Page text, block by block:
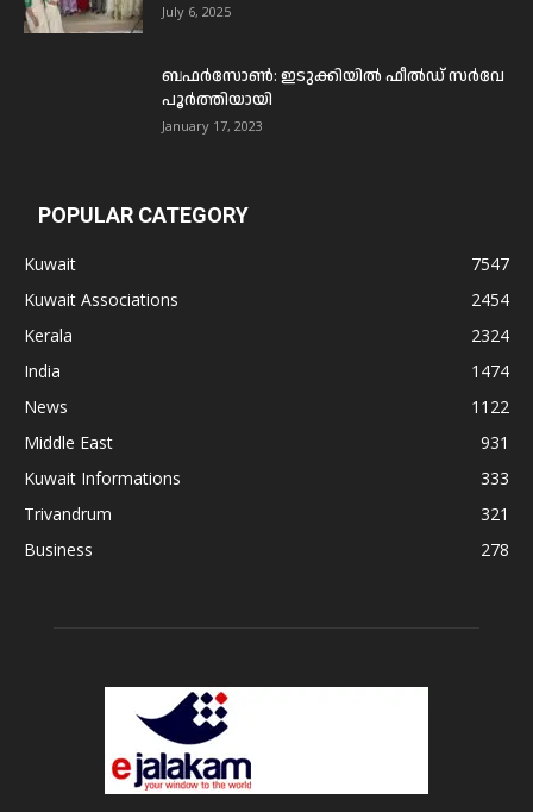
July 6, 2025
ബഫര്‍സോണ്‍: ഇടുക്കിയില്‍ ഫീല്‍ഡ് സര്‍വേ
പൂര്‍ത്തിയായി
January 17, 2023
POPULAR CATEGORY
Kuwait
7547
Kuwait Associations
2454
Kerala
2324
India
1474
News
1122
Middle East
931
Kuwait Informations
333
Trivandrum
321
Business
278